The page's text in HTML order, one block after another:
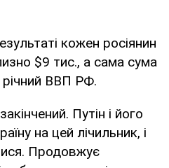
кожен росіянин
$9 тис., а сама сума
ВВП РФ.
Путін і його
на цей лічильник, і
Продовжує